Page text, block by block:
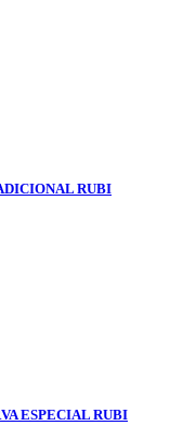
RUBI
ESPECIAL RUBI